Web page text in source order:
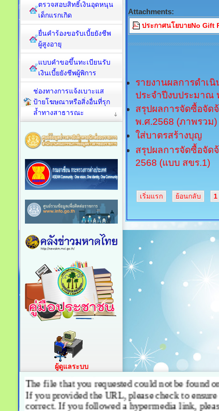
Attachments:
ประกาศนโยบายNo Gift
รายงานผลการดำเ
ประจำปีงบประมาณ
สรุปผลการจัดซื้อจัด
พ.ศ.2568 (ภาพรวม)
ใส่บาตรสร้างบุญ
สรุปผลการจัดซื้อจัด
2568 (แบบ สขร.1)
เริ่มแรก ย้อนกลับ 1
ตรวจสอบสิทธิ์เงินอุดหนุน
เด็กแรกเกิด
ยื่นคำร้องขอรับเบี้ยยังชีพ
ผู้สูงอายุ
แบบคำขอขึ้นทะเบียนรับ
เงินเบี้ยยังชีพผู้พิการ
ช่องทางการแจ้งเบาะแส
ป้ายโฆษณาหรือสิ่งอื่นที่รุก
ล้ำทางสาธารณะ
ผู้ดูแลระบบ